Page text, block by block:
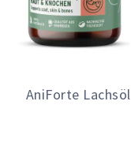
AniForte Lachsöl